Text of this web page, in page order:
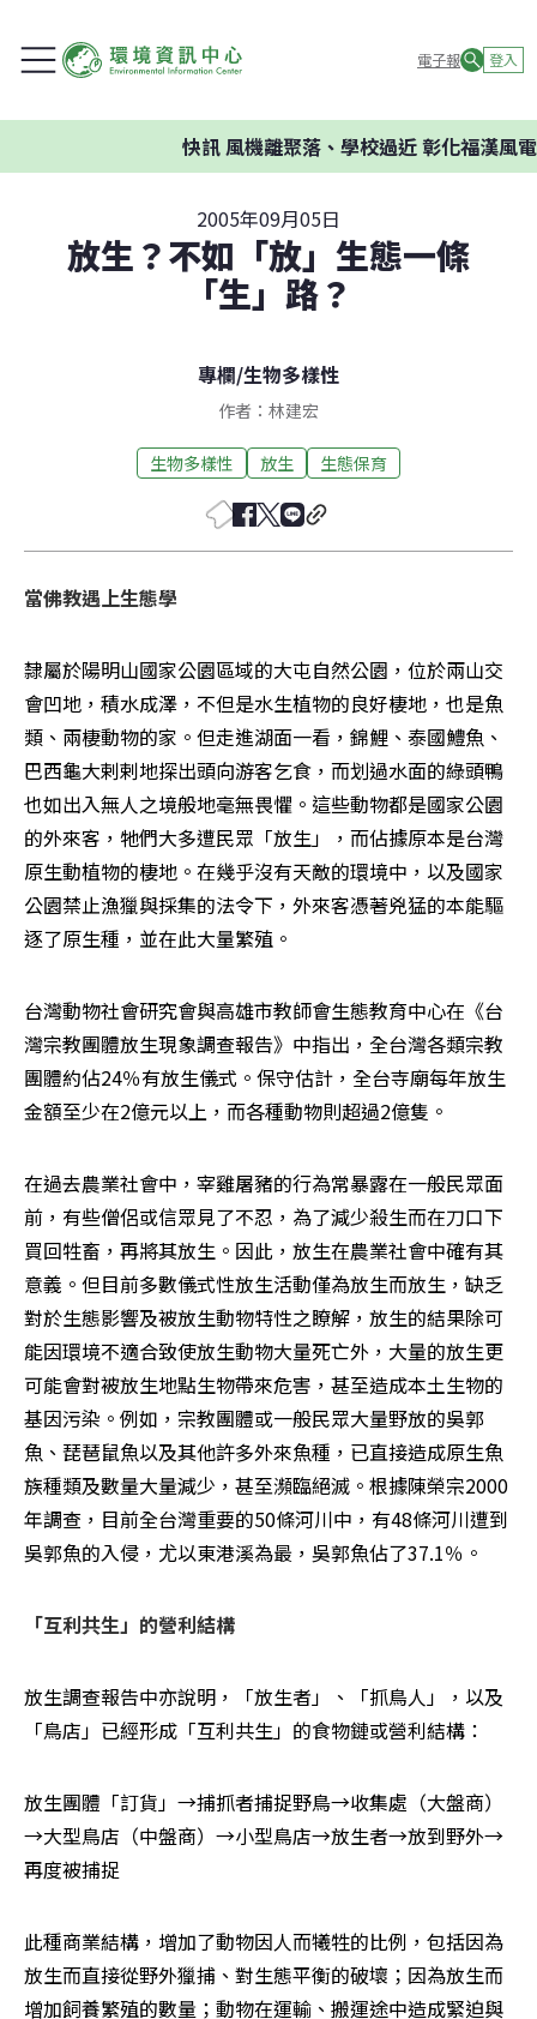
電子報 登入
快訊風機離聚落、學校過近 彰化福漢風電
2005年09月05日
放生？不如「放」生態一條
「生」路？
專欄/生物多樣性
作者：林建宏
生物多樣性 放生 生態保育
當佛教遇上生態學
隸屬於陽明山國家公園區域的大屯自然公園，位於兩山交
會凹地，積水成澤，不但是水生植物的良好棲地，也是魚
類、兩棲動物的家。但走進湖面一看，錦鯉、泰國鱧魚、
巴西龜大剌剌地探出頭向游客乞食，而划過水面的綠頭鴨
也如出入無人之境般地毫無畏懼。這些動物都是國家公園
的外來客，牠們大多遭民眾「放生」，而佔據原本是台灣
原生動植物的棲地。在幾乎沒有天敵的環境中，以及國家
公園禁止漁獵與採集的法令下，外來客憑著兇猛的本能驅
逐了原生種，並在此大量繁殖。
台灣動物社會研究會與高雄市教師會生態教育中心在《台
灣宗教團體放生現象調查報告》中指出，全台灣各類宗教
團體約佔24％有放生儀式。保守估計，全台寺廟每年放生
金額至少在2億元以上，而各種動物則超過2億隻。
在過去農業社會中，宰雞屠豬的行為常暴露在一般民眾面
前，有些僧侶或信眾見了不忍，為了減少殺生而在刀口下
買回牲畜，再將其放生。因此，放生在農業社會中確有其
意義。但目前多數儀式性放生活動僅為放生而放生，缺乏
對於生態影響及被放生動物特性之瞭解，放生的結果除可
能因環境不適合致使放生動物大量死亡外，大量的放生更
可能會對被放生地點生物帶來危害，甚至造成本土生物的
基因污染。例如，宗教團體或一般民眾大量野放的吳郭
魚、琵琶鼠魚以及其他許多外來魚種，已直接造成原生魚
族種類及數量大量減少，甚至瀕臨絕滅。根據陳榮宗2000
年調查，目前全台灣重要的50條河川中，有48條河川遭到
吳郭魚的入侵，尤以東港溪為最，吳郭魚佔了37.1％。
「互利共生」的營利結構
放生調查報告中亦說明，「放生者」、「抓鳥人」，以及
「鳥店」已經形成「互利共生」的食物鏈或營利結構：
放生團體「訂貨」→捕抓者捕捉野鳥→收集處（大盤商）
→大型鳥店（中盤商）→小型鳥店→放生者→放到野外→
再度被捕捉
此種商業結構，增加了動物因人而犧牲的比例，包括因為
放生而直接從野外獵捕、對生態平衡的破壞；因為放生而
增加飼養繁殖的數量；動物在運輸、搬運途中造成緊迫與